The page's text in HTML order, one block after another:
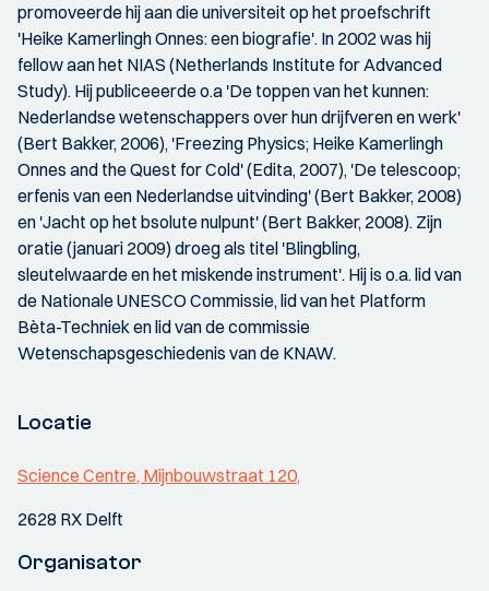
promoveerde hij aan die universiteit op het proefschrift
'Heike Kamerlingh Onnes: een biografie'. In 2002 was hij
fellow aan het NIAS (Netherlands Institute for Advanced
Study). Hij publiceeerde o.a 'De toppen van het kunnen:
Nederlandse wetenschappers over hun drijfveren en werk'
(Bert Bakker, 2006), 'Freezing Physics; Heike Kamerlingh
Onnes and the Quest for Cold' (Edita, 2007), 'De telescoop;
erfenis van een Nederlandse uitvinding' (Bert Bakker, 2008)
en 'Jacht op het bsolute nulpunt' (Bert Bakker, 2008). Zijn
oratie (januari 2009) droeg als titel 'Blingbling,
sleutelwaarde en het miskende instrument'. Hij is o.a. lid van
de Nationale UNESCO Commissie, lid van het Platform
Bèta-Techniek en lid van de commissie
Wetenschapsgeschiedenis van de KNAW.
Locatie
Science Centre, Mijnbouwstraat 120,
2628 RX Delft
Organisator